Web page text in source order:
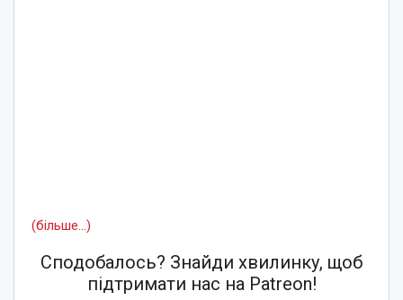
(більше…)
Сподобалось? Знайди хвилинку, щоб
підтримати нас на Patreon!